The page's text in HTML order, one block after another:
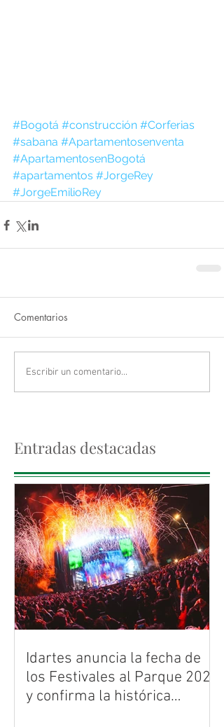
#Bogotá #construcción #Corferias
#sabana #Apartamentosenventa
#ApartamentosenBogotá
#apartamentos #JorgeRey
#JorgeEmilioRey
Comentarios
Escribir un comentario...
Entradas destacadas
Idartes anuncia la fecha de
los Festivales al Parque 2026
y confirma la histórica